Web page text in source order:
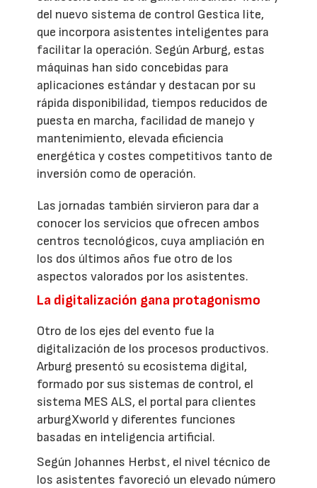
del nuevo sistema de control Gestica lite,
que incorpora asistentes inteligentes para
facilitar la operación. Según Arburg, estas
máquinas han sido concebidas para
aplicaciones estándar y destacan por su
rápida disponibilidad, tiempos reducidos de
puesta en marcha, facilidad de manejo y
mantenimiento, elevada eficiencia
energética y costes competitivos tanto de
inversión como de operación.
Las jornadas también sirvieron para dar a
conocer los servicios que ofrecen ambos
centros tecnológicos, cuya ampliación en
los dos últimos años fue otro de los
aspectos valorados por los asistentes.
La digitalización gana protagonismo
Otro de los ejes del evento fue la
digitalización de los procesos productivos.
Arburg presentó su ecosistema digital,
formado por sus sistemas de control, el
sistema MES ALS, el portal para clientes
arburgXworld y diferentes funciones
basadas en inteligencia artificial.
Según Johannes Herbst, el nivel técnico de
los asistentes favoreció un elevado número